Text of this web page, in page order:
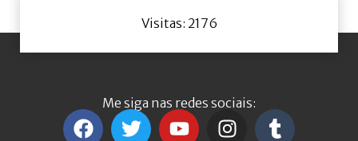
Visitas: 2176
Me siga nas redes sociais: